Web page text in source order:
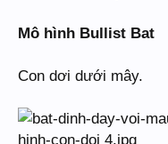
Mô hình Bullist Bat
Con dơi dưới mây.